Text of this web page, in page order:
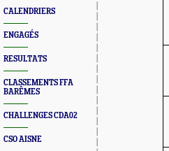
CALENDRIERS
ENGAGÉS
RESULTATS
CLASSEMENTS FFA
BARÊMES
CHALLENGES CDA02
CSO AISNE